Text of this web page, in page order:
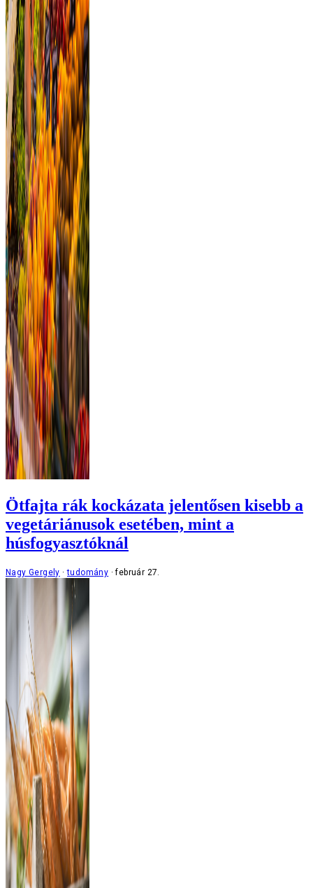
Ötfajta rák kockázata jelentősen kisebb a
vegetáriánusok esetében, mint a
húsfogyasztóknál
Nagy Gergely tudomány február 27.